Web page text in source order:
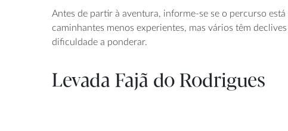
Antes de partir à aventura, informe-se se o percurso
caminhantes menos experientes, mas vários têm
dificuldade a ponderar.
Levada Fajã do Rodrigues